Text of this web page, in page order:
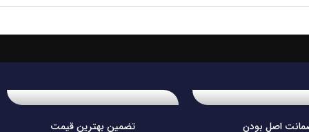
اصل بودن تضمین بهترین قیمت